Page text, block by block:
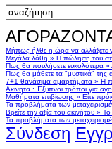
Μήπως ήλθε η ώρα να αλλάξετε
Μεγάλα λάθη » Η πώληση του
Πως θα πουλήσετε ευκολότερα »
Πως θα μάθετε τα "μυστικά" της
7+1 θανάσιμα αμαρτήματα » Η
Ακινητα : Έξυπνοι τρόποι για
Μαθήματα επιβίωσης » Είτε
Τα προβλήματα των
Βρείτε την αξία του ακινήτου » Το
Τα προβλήματα των
Σύνδεση